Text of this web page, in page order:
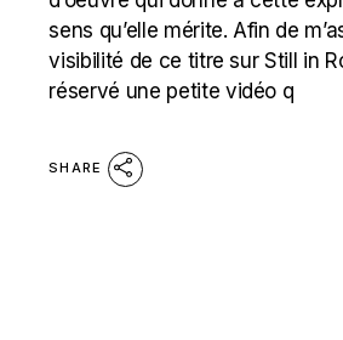
sens qu’elle mérite. Afin de
visibilité de ce titre sur Still in
réservé une petite vidéo q
SHARE